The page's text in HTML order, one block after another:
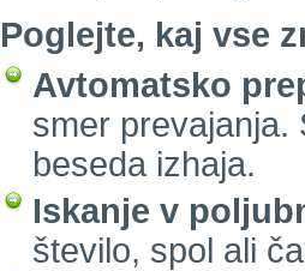
Poglejte, kaj vse
Avtomatsko
smer prevajanja.
beseda izhaja.
Iskanje v
število, spol ali